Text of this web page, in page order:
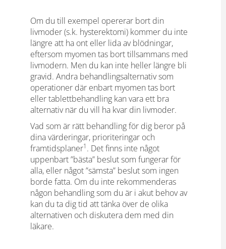
Om du till exempel opererar bort din
livmoder (s.k. hysterektomi) kommer du inte
längre att ha ont eller lida av blödningar,
eftersom myomen tas bort tillsammans med
livmodern. Men du kan inte heller längre bli
gravid. Andra behandlingsalternativ som
operationer där enbart myomen tas bort
eller tablettbehandling kan vara ett bra
alternativ när du vill ha kvar din livmoder.
Vad som är rätt behandling för dig beror på
dina värderingar, prioriteringar och
framtidsplaner1 . Det finns inte något
uppenbart ”bästa” beslut som fungerar för
alla, eller något ”sämsta” beslut som ingen
borde fatta. Om du inte rekommenderas
någon behandling som du är i akut behov av
kan du ta dig tid att tänka över de olika
alternativen och diskutera dem med din
läkare.